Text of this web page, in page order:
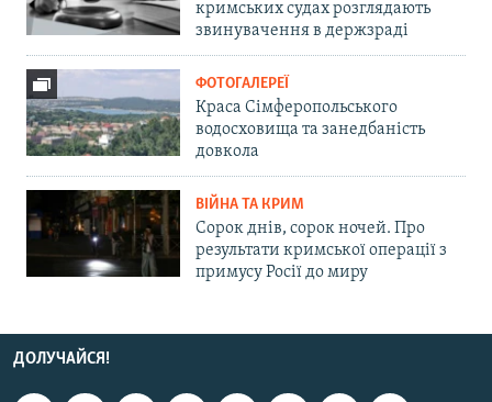
кримських судах розглядають
звинувачення в держзраді
ФОТОГАЛЕРЕЇ
Краса Сімферопольського
водосховища та занедбаність
довкола
ВІЙНА ТА КРИМ
Сорок днів, сорок ночей. Про
результати кримської операції з
примусу Росії до миру
ДОЛУЧАЙСЯ!